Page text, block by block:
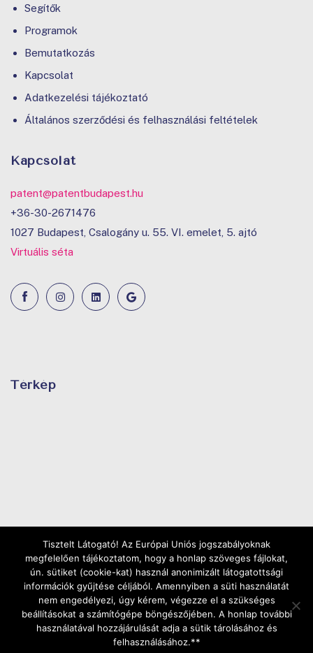
Segítők
Programok
Bemutatkozás
Kapcsolat
Adatkezelési tájékoztató
Általános szerződési és felhasználási feltételek
Kapcsolat
patent@patentbudapest.hu
+36-30-2671476
1027 Budapest, Csalogány u. 55. VI. emelet, 5. ajtó
Virtuális séta
Térkép
Copyright ©2025 | Minden jog fenntartva |Web
Tisztelt Látogató! Az Európai Uniós jogszabályoknak
megfelelően tájékoztatom, hogy a honlap szöveges fájlokat,
ún. sütiket (cookie-kat) használ anonimizált látogatottsági
információk gyűjtése céljából. Amennyiben a süti használatát
nem engedélyezi, úgy kérem, végezze el a szükséges
beállításokat a számítógépe böngészőjében. A honlap további
használatával hozzájárulását adja a sütik tárolásához és
felhasználásához.**